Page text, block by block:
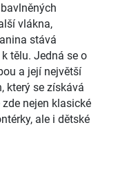
vlákna,
stává
tělu. Jedná se o
a její největší
který se získává
nejen klasické
ale i dětské